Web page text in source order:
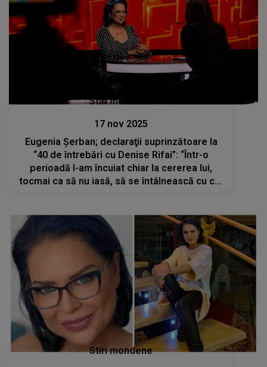
Stiri mondene
17 nov 2025
Eugenia Șerban; declaraţii suprinzătoare la
“40 de întrebări cu Denise Rifai”: “Într-o
perioadă l-am încuiat chiar la cererea lui,
tocmai ca să nu iasă, să se întâlnească cu cei
Stiri mondene